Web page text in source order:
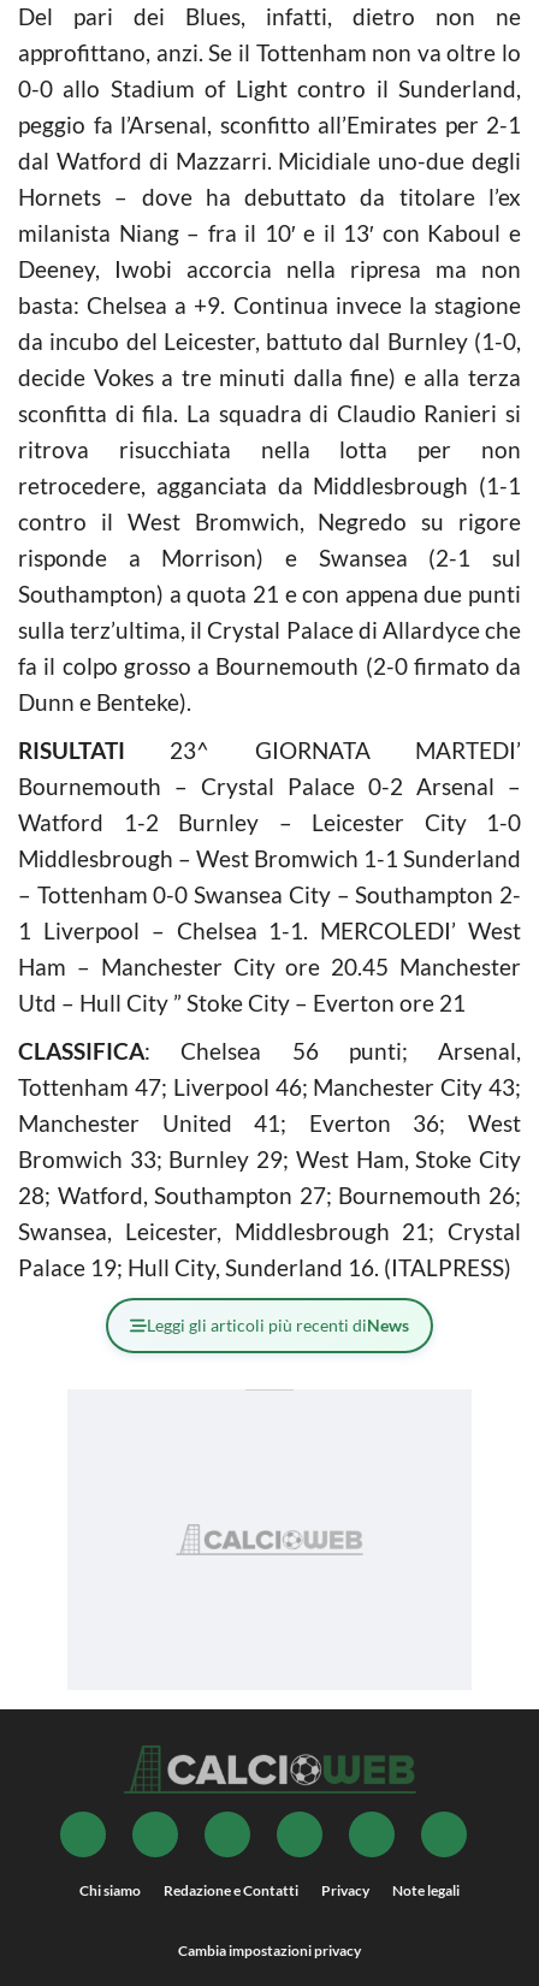
Del pari dei Blues, infatti, dietro non ne
approfittano, anzi. Se il Tottenham non va oltre lo
0-0 allo Stadium of Light contro il Sunderland,
peggio fa l’Arsenal, sconfitto all’Emirates per 2-1
dal Watford di Mazzarri. Micidiale uno-due degli
Hornets – dove ha debuttato da titolare l’ex
milanista Niang – fra il 10′ e il 13′ con Kaboul e
Deeney, Iwobi accorcia nella ripresa ma non
basta: Chelsea a +9. Continua invece la stagione
da incubo del Leicester, battuto dal Burnley (1-0,
decide Vokes a tre minuti dalla fine) e alla terza
sconfitta di fila. La squadra di Claudio Ranieri si
ritrova risucchiata nella lotta per non
retrocedere, agganciata da Middlesbrough (1-1
contro il West Bromwich, Negredo su rigore
risponde a Morrison) e Swansea (2-1 sul
Southampton) a quota 21 e con appena due punti
sulla terz’ultima, il Crystal Palace di Allardyce che
fa il colpo grosso a Bournemouth (2-0 firmato da
Dunn e Benteke).
RISULTATI 23^ GIORNATA MARTEDI’
Bournemouth – Crystal Palace 0-2 Arsenal –
Watford 1-2 Burnley – Leicester City 1-0
Middlesbrough – West Bromwich 1-1 Sunderland
– Tottenham 0-0 Swansea City – Southampton 2-
1 Liverpool – Chelsea 1-1. MERCOLEDI’ West
Ham – Manchester City ore 20.45 Manchester
Utd – Hull City ” Stoke City – Everton ore 21
CLASSIFICA: Chelsea 56 punti; Arsenal,
Tottenham 47; Liverpool 46; Manchester City 43;
Manchester United 41; Everton 36; West
Bromwich 33; Burnley 29; West Ham, Stoke City
28; Watford, Southampton 27; Bournemouth 26;
Swansea, Leicester, Middlesbrough 21; Crystal
Palace 19; Hull City, Sunderland 16. (ITALPRESS)
Leggi gli articoli più recenti diNews
Chi siamo Redazione e Contatti Privacy Note legali
Cambia impostazioni privacy